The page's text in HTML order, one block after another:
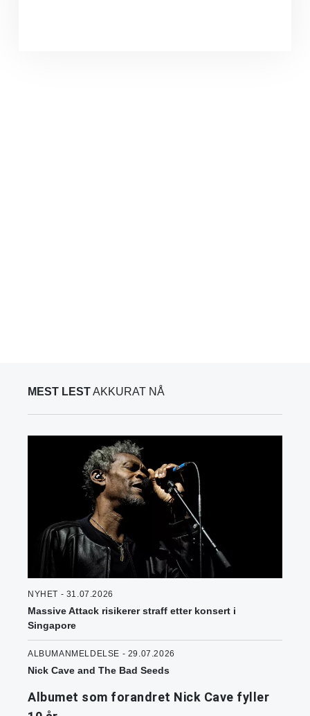
MEST LESTAKKURAT NÅ
NYHET - 31.07.2026
Massive Attack risikerer straff etter konsert i
Singapore
ALBUMANMELDELSE - 29.07.2026
Nick Cave and The Bad Seeds
Albumet som forandret Nick Cave fyller